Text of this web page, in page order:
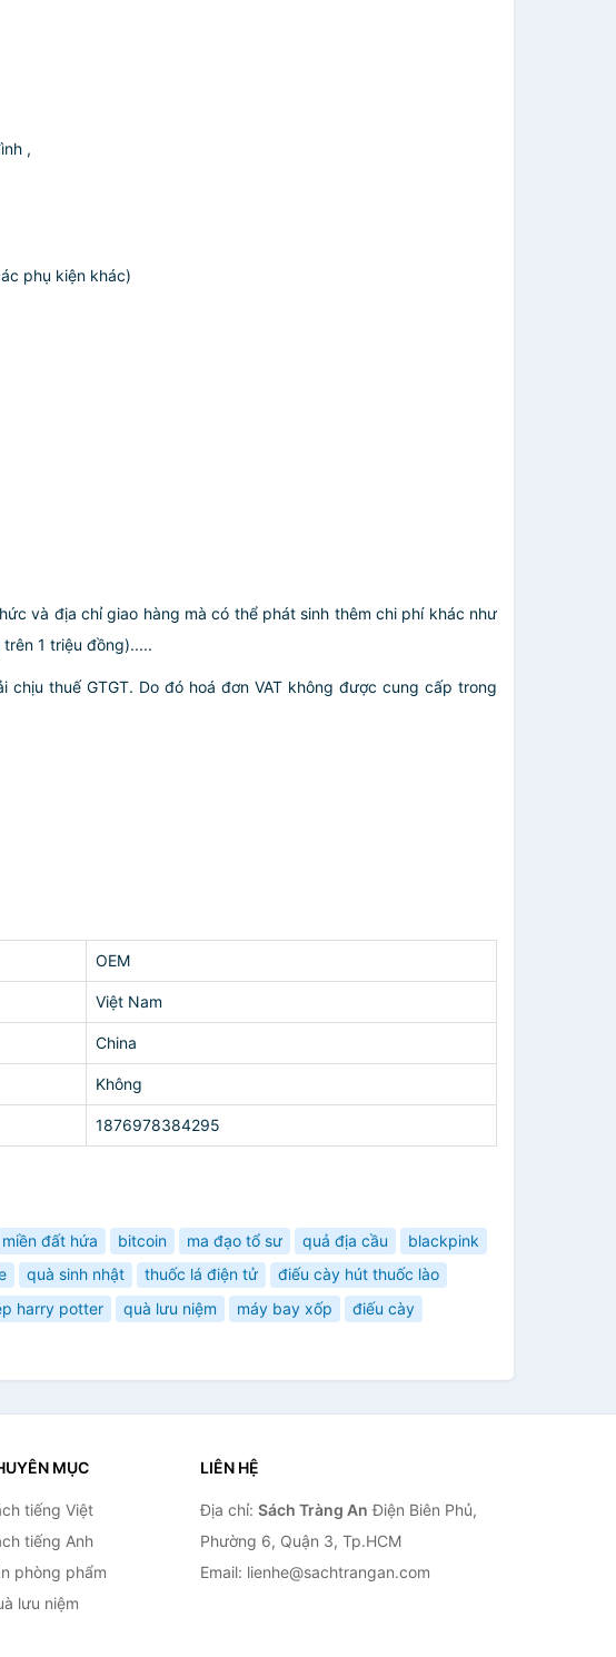
,
phụ kiện khác)
và địa chỉ giao hàng mà có thể phát sinh thêm chi phí khác như
1 triệu đồng).....
thuế GTGT. Do đó hoá đơn VAT không được cung cấp trong
OEM
Việt Nam
China
Không
1876978384295
miền đất hứa bitcoin ma đạo tổ sư quả địa cầu
blackpink
quà sinh nhật thuốc lá điện tử
điếu cày hút thuốc lào
harry potter quà lưu niệm máy bay xốp điếu cày
MỤC
tiếng Việt
tiếng Anh
phòng phẩm
lưu niệm
LIÊN HỆ
Địa chỉ: Sách Tràng An Điện Biên Phủ,
Phường 6, Quận 3, Tp.HCM
Email: lienhe@sachtrangan.com